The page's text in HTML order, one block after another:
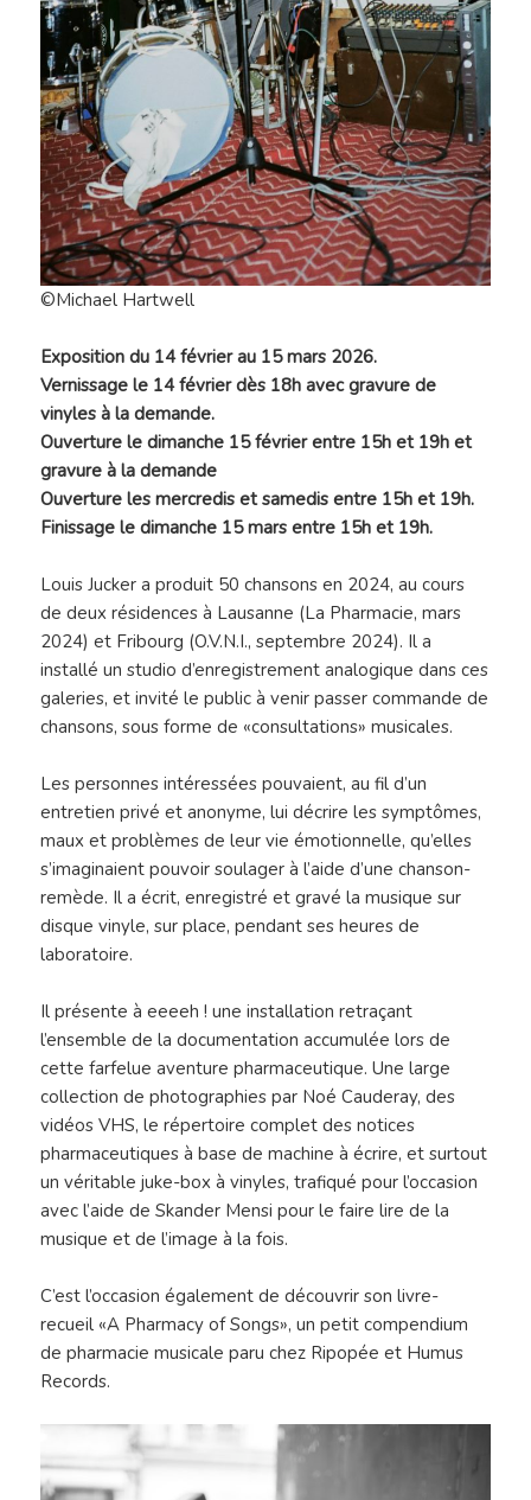
©Michael Hartwell
Exposition du 14 février au 15 mars 2026.
Vernissage le 14 février dès 18h avec gravure de
vinyles à la demande.
Ouverture le dimanche 15 février entre 15h et 19h et
gravure à la demande
Ouverture les mercredis et samedis entre 15h et 19h.
Finissage le dimanche 15 mars entre 15h et 19h.
Louis Jucker a produit 50 chansons en 2024, au cours
de deux résidences à Lausanne (La Pharmacie, mars
2024) et Fribourg (O.V.N.I., septembre 2024). Il a
installé un studio d’enregistrement analogique dans ces
galeries, et invité le public à venir passer commande de
chansons, sous forme de «consultations» musicales.
Les personnes intéressées pouvaient, au fil d’un
entretien privé et anonyme, lui décrire les symptômes,
maux et problèmes de leur vie émotionnelle, qu’elles
s’imaginaient pouvoir soulager à l’aide d’une chanson-
remède. Il a écrit, enregistré et gravé la musique sur
disque vinyle, sur place, pendant ses heures de
laboratoire.
Il présente à eeeeh ! une installation retraçant
l’ensemble de la documentation accumulée lors de
cette farfelue aventure pharmaceutique. Une large
collection de photographies par Noé Cauderay, des
vidéos VHS, le répertoire complet des notices
pharmaceutiques à base de machine à écrire, et surtout
un véritable juke-box à vinyles, trafiqué pour l’occasion
avec l’aide de Skander Mensi pour le faire lire de la
musique et de l’image à la fois.
C’est l’occasion également de découvrir son livre-
recueil «A Pharmacy of Songs», un petit compendium
de pharmacie musicale paru chez Ripopée et Humus
Records.